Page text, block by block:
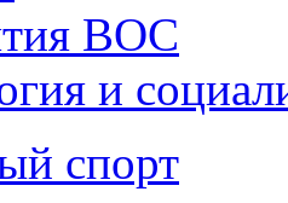
ВОС
и
спорт